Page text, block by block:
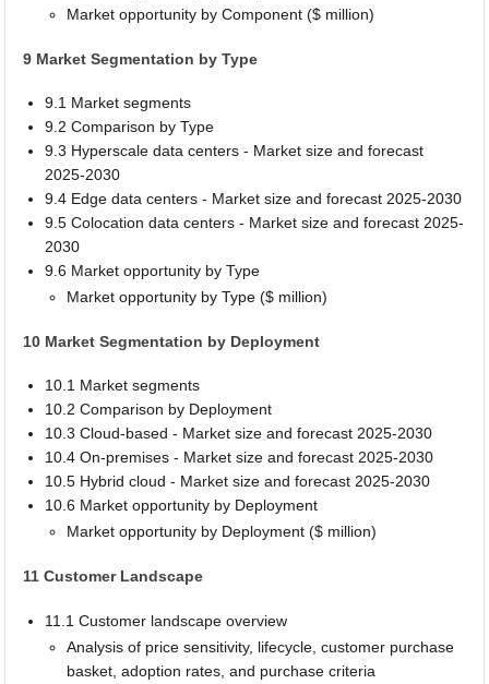
Market opportunity by Component ($ million)
9 Market Segmentation by Type
9.1 Market segments
9.2 Comparison by Type
9.3 Hyperscale data centers - Market size and forecast
2025-2030
9.4 Edge data centers - Market size and forecast 2025-2030
9.5 Colocation data centers - Market size and forecast 2025-
2030
9.6 Market opportunity by Type
Market opportunity by Type ($ million)
10 Market Segmentation by Deployment
10.1 Market segments
10.2 Comparison by Deployment
10.3 Cloud-based - Market size and forecast 2025-2030
10.4 On-premises - Market size and forecast 2025-2030
10.5 Hybrid cloud - Market size and forecast 2025-2030
10.6 Market opportunity by Deployment
Market opportunity by Deployment ($ million)
11 Customer Landscape
11.1 Customer landscape overview
Analysis of price sensitivity, lifecycle, customer purchase
basket, adoption rates, and purchase criteria